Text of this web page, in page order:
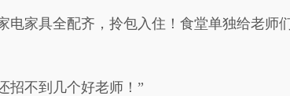
电家具全配齐，拎包入住！食堂单独给老师
招不到几个好老师！”